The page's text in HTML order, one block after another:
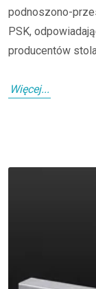
podnoszono-
PSK,
producentów
Więcej...